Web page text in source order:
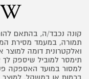
קונה נכבד/ה, בהתאם
תמורה, במעמד מסירת
ואלקטרונית דומה
תימסר למוביל שיספק
למסור במועד האספקה